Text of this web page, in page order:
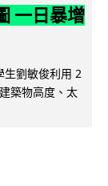
一日暴增
生劉敏俊利用 2
築物高度、太